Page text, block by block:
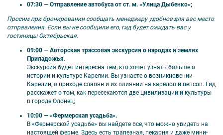
монастырь – Олонец. Музей карелов-ливвиков –
деревня Киндасово – Петрозаводск;
2-й день: Петрозаводск – мастер-класс по
приготовлению карельских национальных блюд:
лохикейто и красной рыбы на бревне – Петрозаводск;
3-й день:Петрозаводск – водопады Ахинкоски –
горный парк «Рускеала» – поездка на ретропоезде (по
желанию) – фирменный магазин форелевого хозяйства
– Санкт-Петербург.
✨ Преимущества и особенности тура
07:30 — Отправление автобуса от ст. м. «Улица Дыбенко»;
Просим при бронировании сообщать менеджеру удобное для вас место
отправления. Если вы не сообщили его, гид будет ожидать вас у
гостиницы Октябрьская.
09:00 — Авторская трассовая экскурсия о народах и землях
Приладожья.
Экскурсия будет интересна тем, кто хочет узнать больше о
истории и культуре Карелии. Вы узнаете о возникновении
Карелии, о приходе славян и их влиянии на карелов и вепсов. Гид
расскажет о том, как пересекаются две цивилизации и культуры
в городе Олонец;
10:00 — «Фермерская усадьба».
В «Фермерской усадьбе» вы найдете все, что можно увидеть на
настоящей ферме. Здесь есть трапезная, пекарня и даже мини-